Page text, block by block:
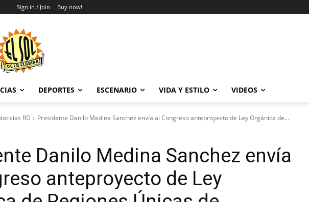
Sign in / Join Buy now!
DEPORTES ESCENARIO VIDA Y ESTILO VIDEOS
RD Presidente Danilo Medina Sanchez envía al Congreso anteproyecto de Ley Orgánica de...
Danilo Medina Sanchez envía
anteproyecto de Ley